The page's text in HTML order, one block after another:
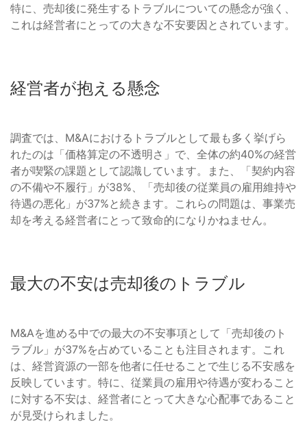
特に、売却後に発生するトラブルについての懸念が強く、
これは経営者にとっての大きな不安要因とされています。
経営者が抱える懸念
調査では、M&Aにおけるトラブルとして最も多く挙げら
れたのは「価格算定の不透明さ」で、全体の約40%の経営
者が喫緊の課題として認識しています。また、「契約内容
の不備や不履行」が38%、「売却後の従業員の雇用維持や
待遇の悪化」が37%と続きます。これらの問題は、事業売
却を考える経営者にとって致命的になりかねません。
最大の不安は売却後のトラブル
M&Aを進める中での最大の不安事項として「売却後のト
ラブル」が37%を占めていることも注目されます。これ
は、経営資源の一部を他者に任せることで生じる不安感を
反映しています。特に、従業員の雇用や待遇が変わること
に対する不安は、経営者にとって大きな心配事であること
が見受けられました。